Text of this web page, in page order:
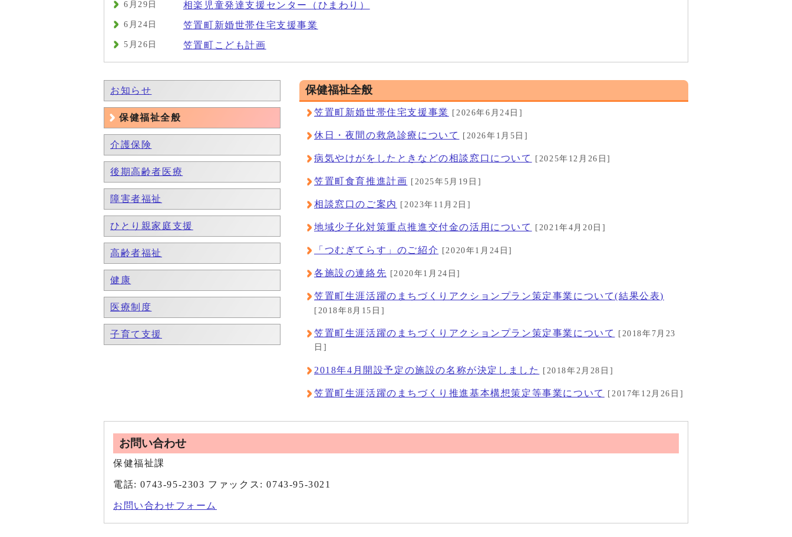
6月29日 相楽児童発達支援センター（ひまわり）
6月24日 笠置町新婚世帯住宅支援事業
5月26日 笠置町こども計画
お知らせ
保健福祉全般
介護保険
後期高齢者医療
障害者福祉
ひとり親家庭支援
高齢者福祉
健康
医療制度
子育て支援
保健福祉全般
笠置町新婚世帯住宅支援事業 [2026年6月24日]
休日・夜間の救急診療について [2026年1月5日]
病気やけがをしたときなどの相談窓口について [2025年12月26日]
笠置町食育推進計画 [2025年5月19日]
相談窓口のご案内 [2023年11月2日]
地域少子化対策重点推進交付金の活用について [2021年4月20日]
「つむぎてらす」のご紹介 [2020年1月24日]
各施設の連絡先 [2020年1月24日]
笠置町生涯活躍のまちづくりアクションプラン策定事業について(結果公表)
[2018年8月15日]
笠置町生涯活躍のまちづくりアクションプラン策定事業について [2018年7月23
日]
2018年4月開設予定の施設の名称が決定しました [2018年2月28日]
笠置町生涯活躍のまちづくり推進基本構想策定等事業について [2017年12月26日]
お問い合わせ
保健福祉課
電話: 0743-95-2303 ファックス: 0743-95-3021
お問い合わせフォーム